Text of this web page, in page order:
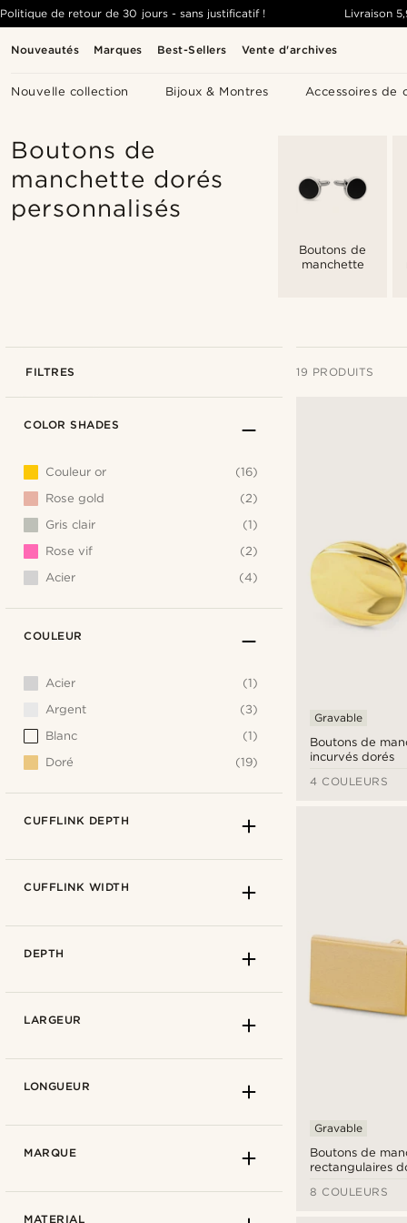
Nouveautés Marques Best-Sellers Vente d'archives
Nouvelle collection Bijoux & Montres Accessoires de
Politique de retour de 30 jours - sans justificatif ! Livraison
Boutons de
manchette dorés
personnalisés
Boutons de
manchette
FILTRES 19 PRODUITS
Boutons de
incurvés dorés
Gravable
4 COULEURS
Boutons de
rectangulaires
Gravable
8 COULEURS
COLOR SHADES
Couleur or
(16)
Rose gold
(2)
Gris clair
(1)
Rose vif
(2)
Acier
(4)
COULEUR
Acier
(1)
Argent
(3)
Blanc
(1)
Doré
(19)
CUFFLINK DEPTH
Max
CUFFLINK WIDTH
6 mm (3)
DEPTH
LARGEUR
LONGUEUR
MARQUE
MATERIAL